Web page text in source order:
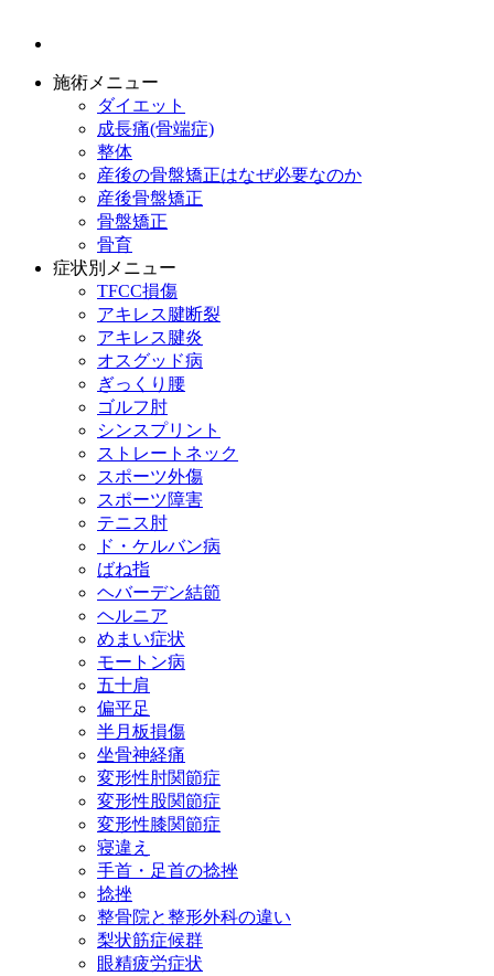
施術メニュー
ダイエット
成長痛(骨端症)
整体
産後の骨盤矯正はなぜ必要なのか
産後骨盤矯正
骨盤矯正
骨育
症状別メニュー
TFCC損傷
アキレス腱断裂
アキレス腱炎
オスグッド病
ぎっくり腰
ゴルフ肘
シンスプリント
ストレートネック
スポーツ外傷
スポーツ障害
テニス肘
ド・ケルバン病
ばね指
ヘバーデン結節
ヘルニア
めまい症状
モートン病
五十肩
偏平足
半月板損傷
坐骨神経痛
変形性肘関節症
変形性股関節症
変形性膝関節症
寝違え
手首・足首の捻挫
捻挫
整骨院と整形外科の違い
梨状筋症候群
眼精疲労症状